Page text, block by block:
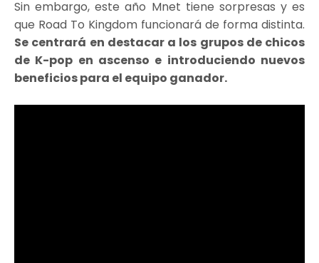
Sin embargo, este año Mnet tiene sorpresas y es
que Road To Kingdom funcionará de forma distinta.
Se centrará en destacar a los grupos de chicos
de K-pop en ascenso e introduciendo nuevos
beneficios para el equipo ganador.